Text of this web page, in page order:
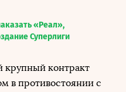
«Реал»,
Суперлиги
крупный контракт
в противостоянии с